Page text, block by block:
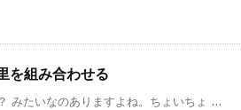
を組み合わせる
みたいなのありますよね。ちょいちょ ...